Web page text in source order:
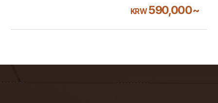
KRW590,000~